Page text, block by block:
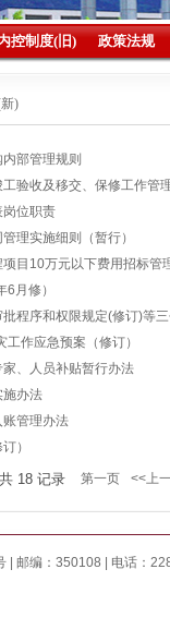
控制度(旧) 政策法规
)
部管理规则
验收及移交、保修工作管
位职责
理实施细则（暂行）
目10万元以下费用招标管
月修）
程序和权限规定(修订)等
作应急预案（修订）
、人员补贴暂行办法
办法
管理办法
）
18记录 第一页 <<上
| 邮编：350108 | 电话：